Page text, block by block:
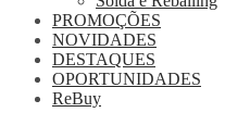
PROMOÇÕES
NOVIDADES
DESTAQUES
OPORTUNIDADES
ReBuy